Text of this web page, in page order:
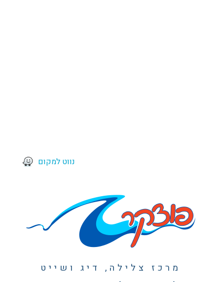
נווט למקום
מרכז צלילה, דיג ושייט